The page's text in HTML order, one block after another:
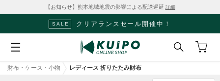
【お知らせ】熊本地域地震の影響による配送遅延 詳細
SALE クリアランスセール開催中！
財布・ケース・小物 レディース 折りたたみ財布